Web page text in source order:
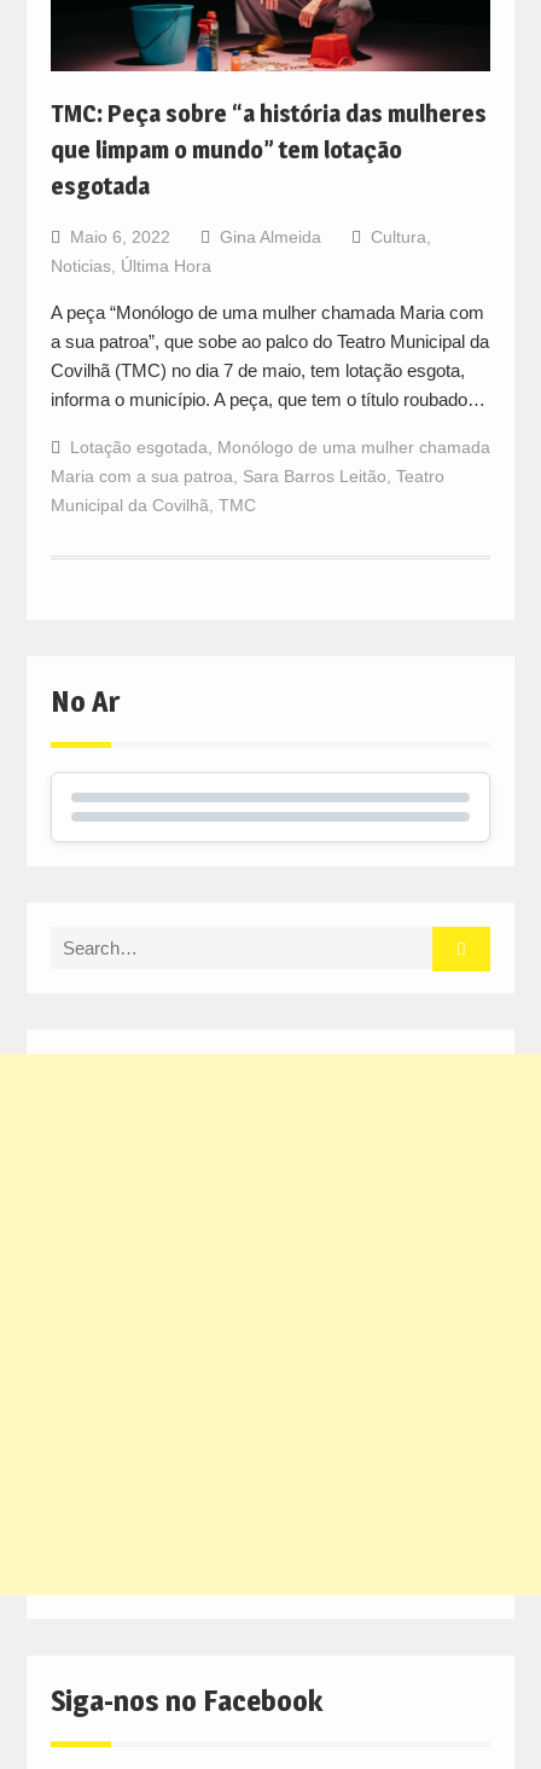
TMC: Peça sobre “a história das mulheres
que limpam o mundo” tem lotação
esgotada
Maio 6, 2022 Gina Almeida Cultura,
Noticias, Última Hora
A peça “Monólogo de uma mulher chamada Maria com
a sua patroa”, que sobe ao palco do Teatro Municipal da
Covilhã (TMC) no dia 7 de maio, tem lotação esgota,
informa o município. A peça, que tem o título roubado…
Lotação esgotada, Monólogo de uma mulher chamada
Maria com a sua patroa, Sara Barros Leitão, Teatro
Municipal da Covilhã, TMC
No Ar
Search
Siga-nos no Facebook